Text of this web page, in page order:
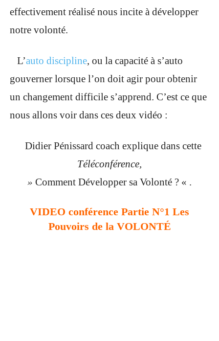
effectivement réalisé nous incite à développer
notre volonté.
L’auto discipline, ou la capacité à s’auto
gouverner lorsque l’on doit agir pour obtenir
un changement difficile s’apprend. C’est ce que
nous allons voir dans ces deux vidéo :
Didier Pénissard coach explique dans cette
Téléconférence,
» Comment Développer sa Volonté ? « .
VIDEO conférence Partie N°1 Les
Pouvoirs de la VOLONTÉ